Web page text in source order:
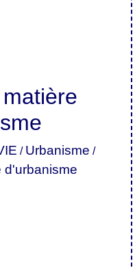
/ Urbanisme /
d'urbanisme